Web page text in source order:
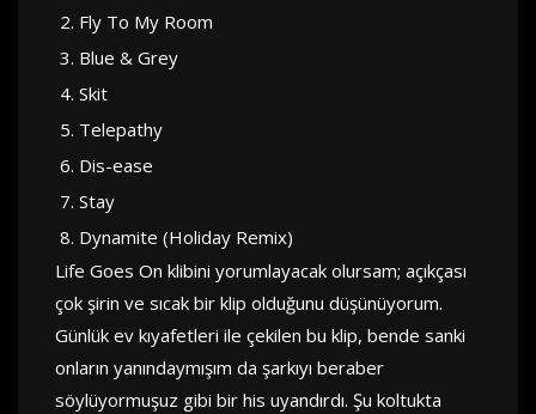
Fly To My Room
Blue & Grey
Skit
Telepathy
Dis-ease
Stay
Dynamite (Holiday Remix)
Life Goes On klibini yorumlayacak olursam; açıkçası
çok şirin ve sıcak bir klip olduğunu düşünüyorum.
Günlük ev kıyafetleri ile çekilen bu klip, bende sanki
onların yanındaymışım da şarkıyı beraber
söylüyormuşuz gibi bir his uyandırdı. Şu koltukta